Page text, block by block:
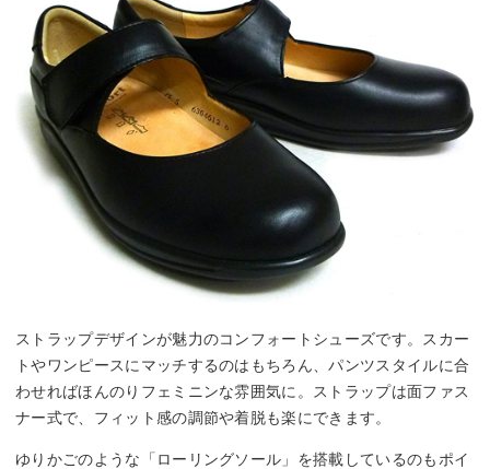
ストラップデザインが魅力のコンフォートシューズです。スカー
トやワンピースにマッチするのはもちろん、パンツスタイルに合
わせればほんのりフェミニンな雰囲気に。ストラップは面ファス
ナー式で、フィット感の調節や着脱も楽にできます。
ゆりかごのような「ローリングソール」を搭載しているのもポイ